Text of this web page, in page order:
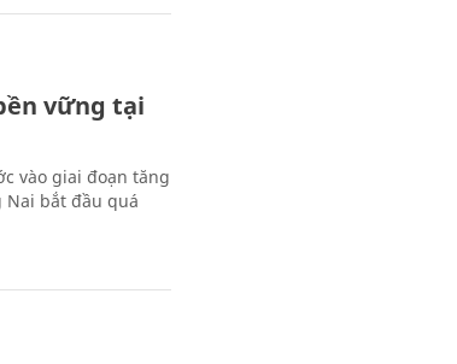
vững tại
vào giai đoạn tăng
bắt đầu quá